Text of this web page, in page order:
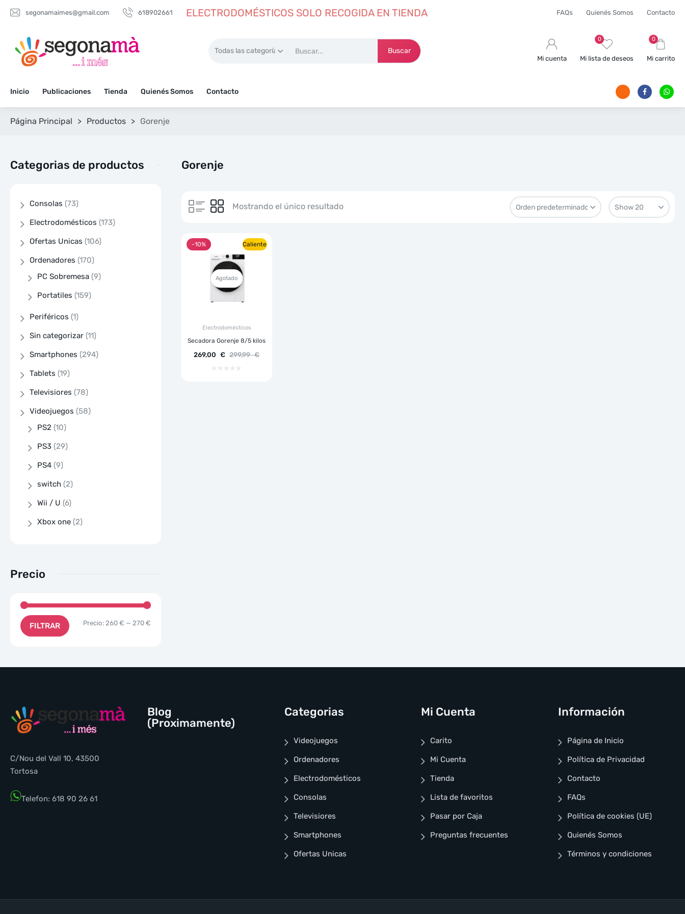
segonamaimes@gmail.com 618902661 ELECTRODOMÉSTICOS SOLO RECOGIDA EN TIENDA FAQs Quienés Somos Contacto
Buscar
0
Mi carrito
0
Mi lista de deseos
Mi cuenta
Inicio Publicaciones Tienda Quienés Somos Contacto
Página Principal > Productos > Gorenje
Gorenje
Mostrando el único resultado
Agotado
Electrodomésticos
Secadora Gorenje 8/5 kilos
299,99 €
269,00 €
-10% Caliente
Categorias de productos
Consolas (73)
Electrodomésticos (173)
Ofertas Unicas (106)
Ordenadores (170)
PC Sobremesa (9)
Portatiles (159)
Periféricos (1)
Sin categorizar (11)
Smartphones (294)
Tablets (19)
Televisiores (78)
Videojuegos (58)
PS2 (10)
PS3 (29)
PS4 (9)
switch (2)
Wii / U (6)
Xbox one (2)
Precio
FILTRAR Precio: 260 € — 270 €
C/Nou del Vall 10, 43500
Tortosa
Telefon: 618 90 26 61
Blog
(Proximamente)
Categorias
Videojuegos
Ordenadores
Electrodomésticos
Consolas
Televisiores
Smartphones
Ofertas Unicas
Mi Cuenta
Carito
Mi Cuenta
Tienda
Lista de favoritos
Pasar por Caja
Preguntas frecuentes
Información
Página de Inicio
Política de Privacidad
Contacto
FAQs
Política de cookies (UE)
Quienés Somos
Términos y condiciones